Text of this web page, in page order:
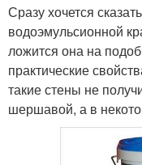
Сразу хочется
водоэмульсионной
ложится она на
практические
такие стены не
шершавой, а в